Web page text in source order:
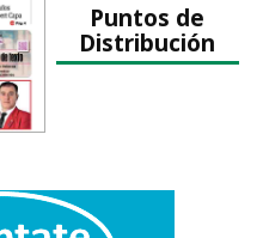
Puntos de
Distribución